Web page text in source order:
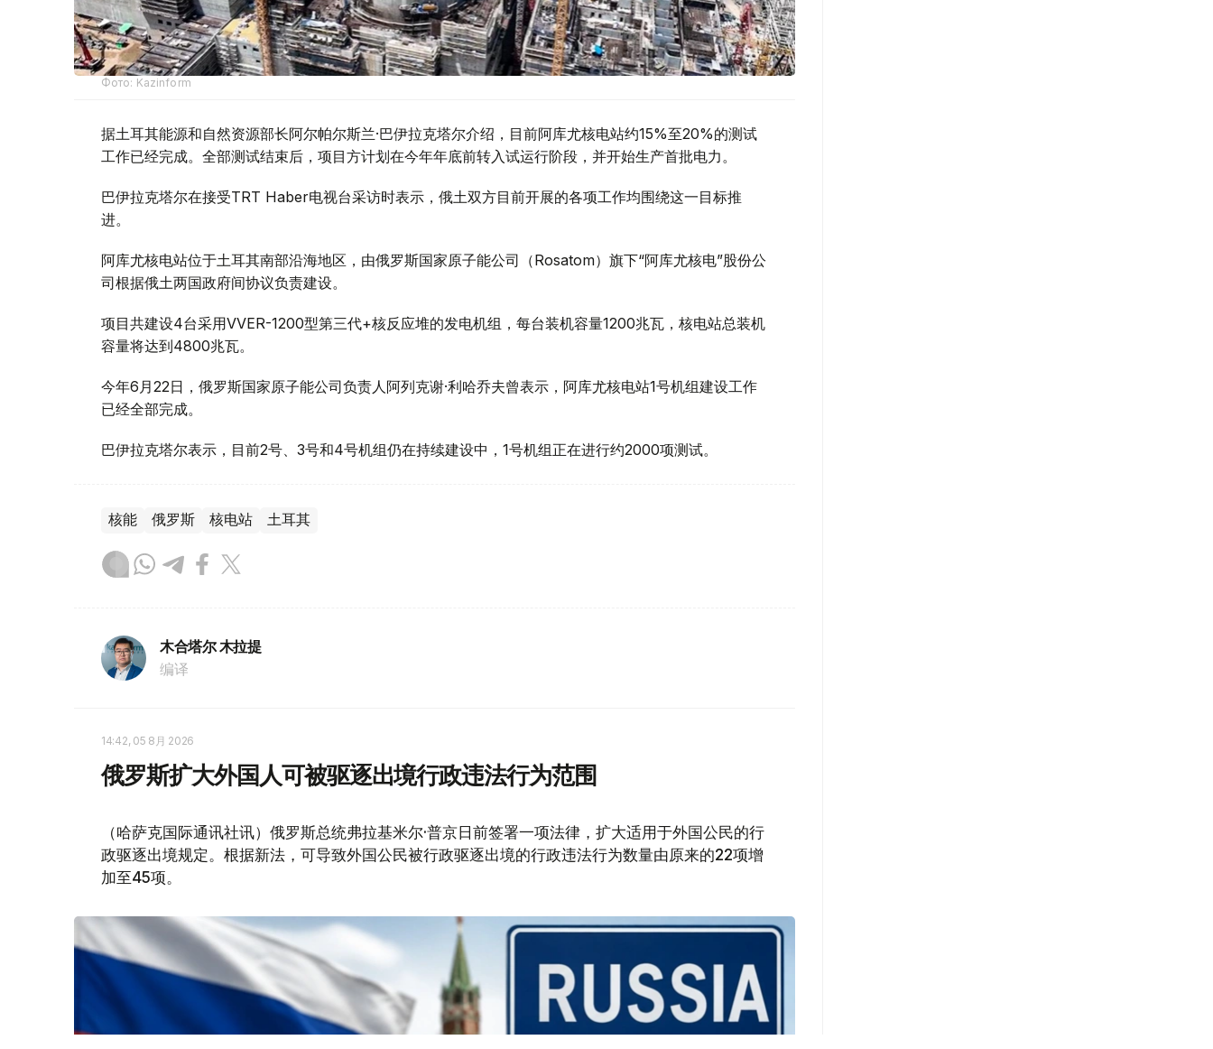
Фото: Kazinform
据土耳其能源和自然资源部长阿尔帕尔斯兰·巴伊拉克塔尔介绍，目前阿库尤核电站约15%至20%的测试
工作已经完成。全部测试结束后，项目方计划在今年年底前转入试运行阶段，并开始生产首批电力。
巴伊拉克塔尔在接受TRT Haber电视台采访时表示，俄土双方目前开展的各项工作均围绕这一目标推
进。
阿库尤核电站位于土耳其南部沿海地区，由俄罗斯国家原子能公司（Rosatom）旗下“阿库尤核电”股份公
司根据俄土两国政府间协议负责建设。
项目共建设4台采用VVER-1200型第三代+核反应堆的发电机组，每台装机容量1200兆瓦，核电站总装机
容量将达到4800兆瓦。
今年6月22日，俄罗斯国家原子能公司负责人阿列克谢·利哈乔夫曾表示，阿库尤核电站1号机组建设工作
已经全部完成。
巴伊拉克塔尔表示，目前2号、3号和4号机组仍在持续建设中，1号机组正在进行约2000项测试。
核能 俄罗斯 核电站 土耳其
木合塔尔 木拉提
编译
14:42, 05 8月 2026
俄罗斯扩大外国人可被驱逐出境行政违法行为范围
（哈萨克国际通讯社讯）俄罗斯总统弗拉基米尔·普京日前签署一项法律，扩大适用于外国公民的行
政驱逐出境规定。根据新法，可导致外国公民被行政驱逐出境的行政违法行为数量由原来的22项增
加至45项。